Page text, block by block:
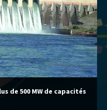
de 500 MW de capacités